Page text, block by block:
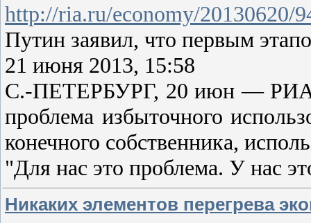
http://ria.ru/economy/20130620/
Путин заявил, что первым
21 июня 2013, 15:58
С.-ПЕТЕРБУРГ, 20 июн — РИА
проблема избыточного
конечного собственника,
"Для нас это проблема. У нас
Никаких элементов перегрева